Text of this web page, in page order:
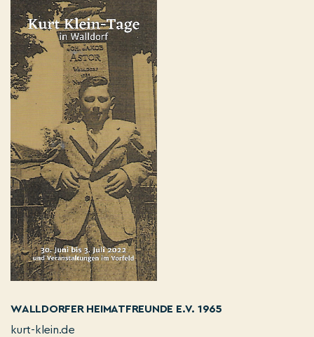
WALLDORFER HEIMATFREUNDE E.V. 1965
kurt-klein.de